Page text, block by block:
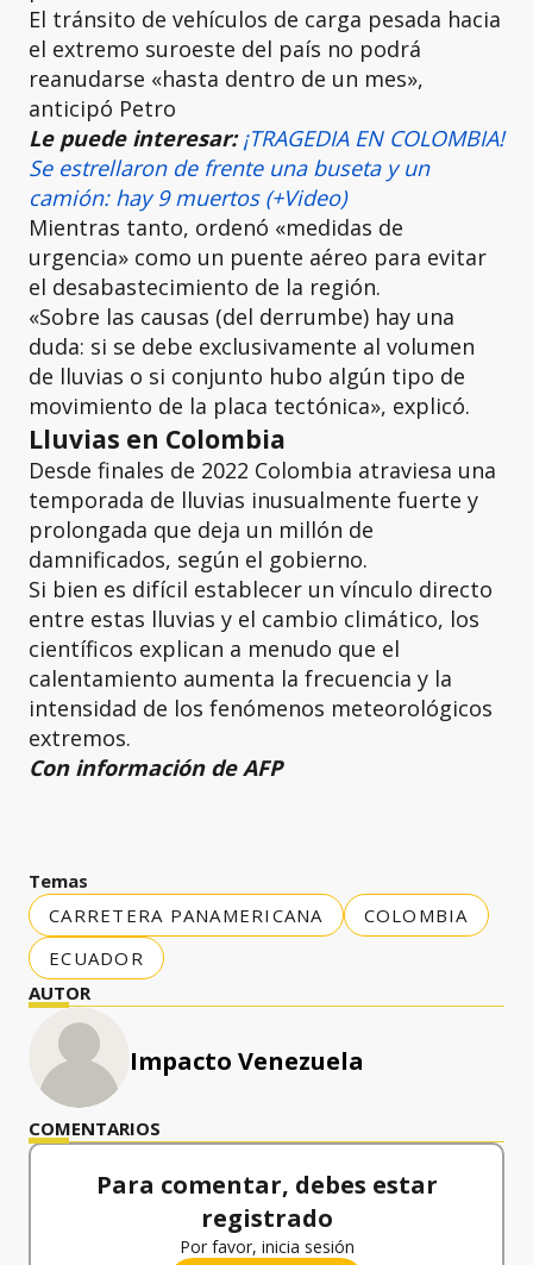
El tránsito de vehículos de carga pesada hacia
el extremo suroeste del país no podrá
reanudarse «hasta dentro de un mes»,
anticipó Petro
Le puede interesar: ¡TRAGEDIA EN COLOMBIA!
Se estrellaron de frente una buseta y un
camión: hay 9 muertos (+Video)
Mientras tanto, ordenó «medidas de
urgencia» como un puente aéreo para evitar
el desabastecimiento de la región.
«Sobre las causas (del derrumbe) hay una
duda: si se debe exclusivamente al volumen
de lluvias o si conjunto hubo algún tipo de
movimiento de la placa tectónica», explicó.
Lluvias en Colombia
Desde finales de 2022 Colombia atraviesa una
temporada de lluvias inusualmente fuerte y
prolongada que deja un millón de
damnificados, según el gobierno.
Si bien es difícil establecer un vínculo directo
entre estas lluvias y el cambio climático, los
científicos explican a menudo que el
calentamiento aumenta la frecuencia y la
intensidad de los fenómenos meteorológicos
extremos.
Con información de AFP
Temas
CARRETERA PANAMERICANA
COLOMBIA
ECUADOR
AUTOR
Impacto Venezuela
COMENTARIOS
Para comentar, debes estar
registrado
Por favor, inicia sesión